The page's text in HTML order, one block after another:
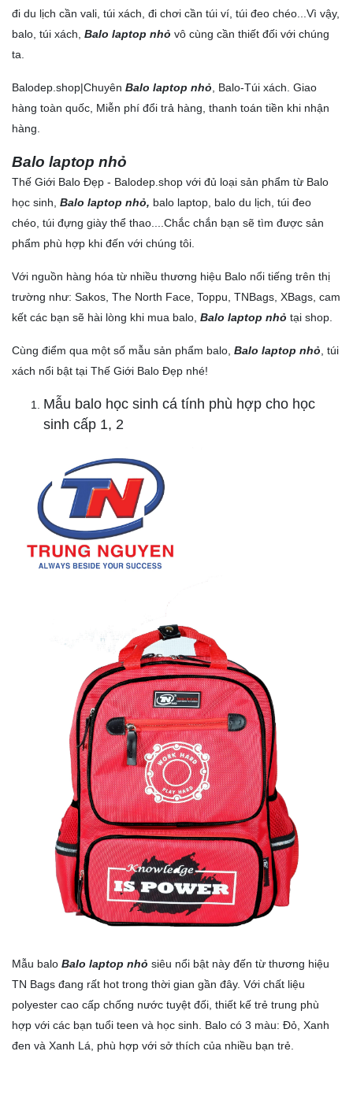
2. Mẫu balo học sinh cho mầm non và lớp 1
3. Balo Sakos Layla kiểu dáng năng động trẻ trung đi
5. Túi đựng giày đá bóng TN Bags
DANH MỤC SẢN PHẨM
+ Mua lẻ hoặc làm Nhà phân phối/Đại lý bán hàng nhãn
hiệu TN Bags & Xbags:
[Hỗ trợ in Logo/thông tin khách hàng lên Sản phẩm chỉ từ
5 cái]
+ May Balo–Túi xách–Đồng phục theo yêu cầu:
đi du lịch cần vali, túi xách, đi chơi cần túi ví, túi đeo chéo...Vì vậy,
balo, túi xách, Balo laptop nhỏ vô cùng cần thiết đối với chúng
ta.
Balodep.shop|Chuyên Balo laptop nhỏ , Balo-Túi xách. Giao
hàng toàn quốc, Miễn phí đổi trả hàng, thanh toán tiền khi nhận
hàng.
Balo laptop nhỏ
Thế Giới Balo Đẹp - Balodep.shop với đủ loại sản phẩm từ Balo
học sinh Balo laptop nhỏ, balo laptop balo du lịch túi đeo
chéo túi đựng giày thể thao ....Chắc chắn bạn sẽ tìm được sản
phẩm phù hợp khi đến với chúng tôi.
Với nguồn hàng hóa từ nhiều thương hiệu Balo nổi tiếng trên thị
trường như: Sakos, The North Face, Toppu, TNBags, XBags, cam
kết các bạn sẽ hài lòng khi mua balo, Balo laptop nhỏ tại shop.
Cùng điểm qua một số mẫu sản phẩm balo, Balo laptop nhỏ , túi
xách nổi bật tại Thế Giới Balo Đẹp nhé!
Mẫu balo học sinh cá tính phù hợp cho học
sinh cấp 1, 2
Mẫu balo Balo laptop nhỏ siêu nổi bật này đến từ thương hiệu
TN Bags đang rất hot trong thời gian gần đây. Với chất liệu
polyester cao cấp chống nước tuyệt đối, thiết kế trẻ trung phù
hợp với các bạn tuổi teen và học sinh. Balo có 3 màu: Đỏ, Xanh
đen và Xanh Lá, phù hợp với sở thích của nhiều bạn trẻ.